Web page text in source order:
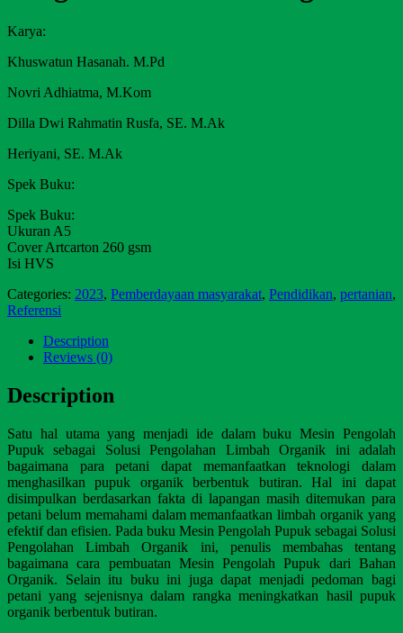
Karya:
Khuswatun Hasanah. M.Pd
Novri Adhiatma, M.Kom
Dilla Dwi Rahmatin Rusfa, SE. M.Ak
Heriyani, SE. M.Ak
Spek Buku:
Spek Buku:
Ukuran A5
Cover Artcarton 260 gsm
Isi HVS
Categories: 2023, Pemberdayaan masyarakat, Pendidikan, pertanian,
Referensi
Description
Reviews (0)
Description
Satu hal utama yang menjadi ide dalam buku Mesin Pengolah
Pupuk sebagai Solusi Pengolahan Limbah Organik ini adalah
bagaimana para petani dapat memanfaatkan teknologi dalam
menghasilkan pupuk organik berbentuk butiran. Hal ini dapat
disimpulkan berdasarkan fakta di lapangan masih ditemukan para
petani belum memahami dalam memanfaatkan limbah organik yang
efektif dan efisien. Pada buku Mesin Pengolah Pupuk sebagai Solusi
Pengolahan Limbah Organik ini, penulis membahas tentang
bagaimana cara pembuatan Mesin Pengolah Pupuk dari Bahan
Organik. Selain itu buku ini juga dapat menjadi pedoman bagi
petani yang sejenisnya dalam rangka meningkatkan hasil pupuk
organik berbentuk butiran.